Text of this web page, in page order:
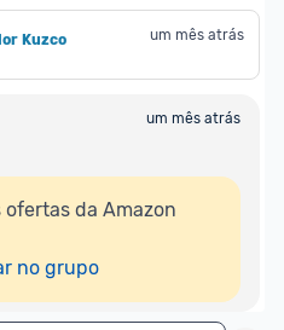
Kuzco um mês atrás
um mês atrás
ofertas da Amazon
no grupo